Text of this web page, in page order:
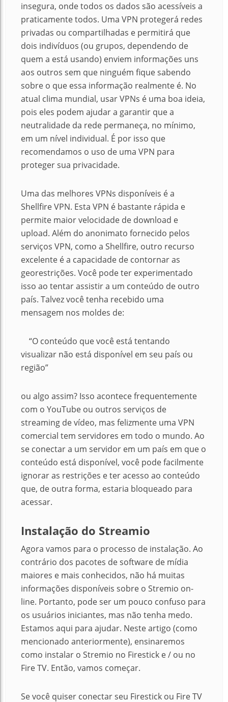
insegura, onde todos os dados são acessíveis a
praticamente todos. Uma VPN protegerá redes
privadas ou compartilhadas e permitirá que
dois indivíduos (ou grupos, dependendo de
quem a está usando) enviem informações uns
aos outros sem que ninguém fique sabendo
sobre o que essa informação realmente é. No
atual clima mundial, usar VPNs é uma boa ideia,
pois eles podem ajudar a garantir que a
neutralidade da rede permaneça, no mínimo,
em um nível individual. É por isso que
recomendamos o uso de uma VPN para
proteger sua privacidade.
Uma das melhores VPNs disponíveis é a
Shellfire VPN. Esta VPN é bastante rápida e
permite maior velocidade de download e
upload. Além do anonimato fornecido pelos
serviços VPN, como a Shellfire, outro recurso
excelente é a capacidade de contornar as
georestrições. Você pode ter experimentado
isso ao tentar assistir a um conteúdo de outro
país. Talvez você tenha recebido uma
mensagem nos moldes de:
“O conteúdo que você está tentando
visualizar não está disponível em seu país ou
região”
ou algo assim? Isso acontece frequentemente
com o YouTube ou outros serviços de
streaming de vídeo, mas felizmente uma VPN
comercial tem servidores em todo o mundo. Ao
se conectar a um servidor em um país em que o
conteúdo está disponível, você pode facilmente
ignorar as restrições e ter acesso ao conteúdo
que, de outra forma, estaria bloqueado para
acessar.
Instalação do Streamio
Agora vamos para o processo de instalação. Ao
contrário dos pacotes de software de mídia
maiores e mais conhecidos, não há muitas
informações disponíveis sobre o Stremio on-
line. Portanto, pode ser um pouco confuso para
os usuários iniciantes, mas não tenha medo.
Estamos aqui para ajudar. Neste artigo (como
mencionado anteriormente), ensinaremos
como instalar o Stremio no Firestick e / ou no
Fire TV. Então, vamos começar.
Se você quiser conectar seu Firestick ou Fire TV